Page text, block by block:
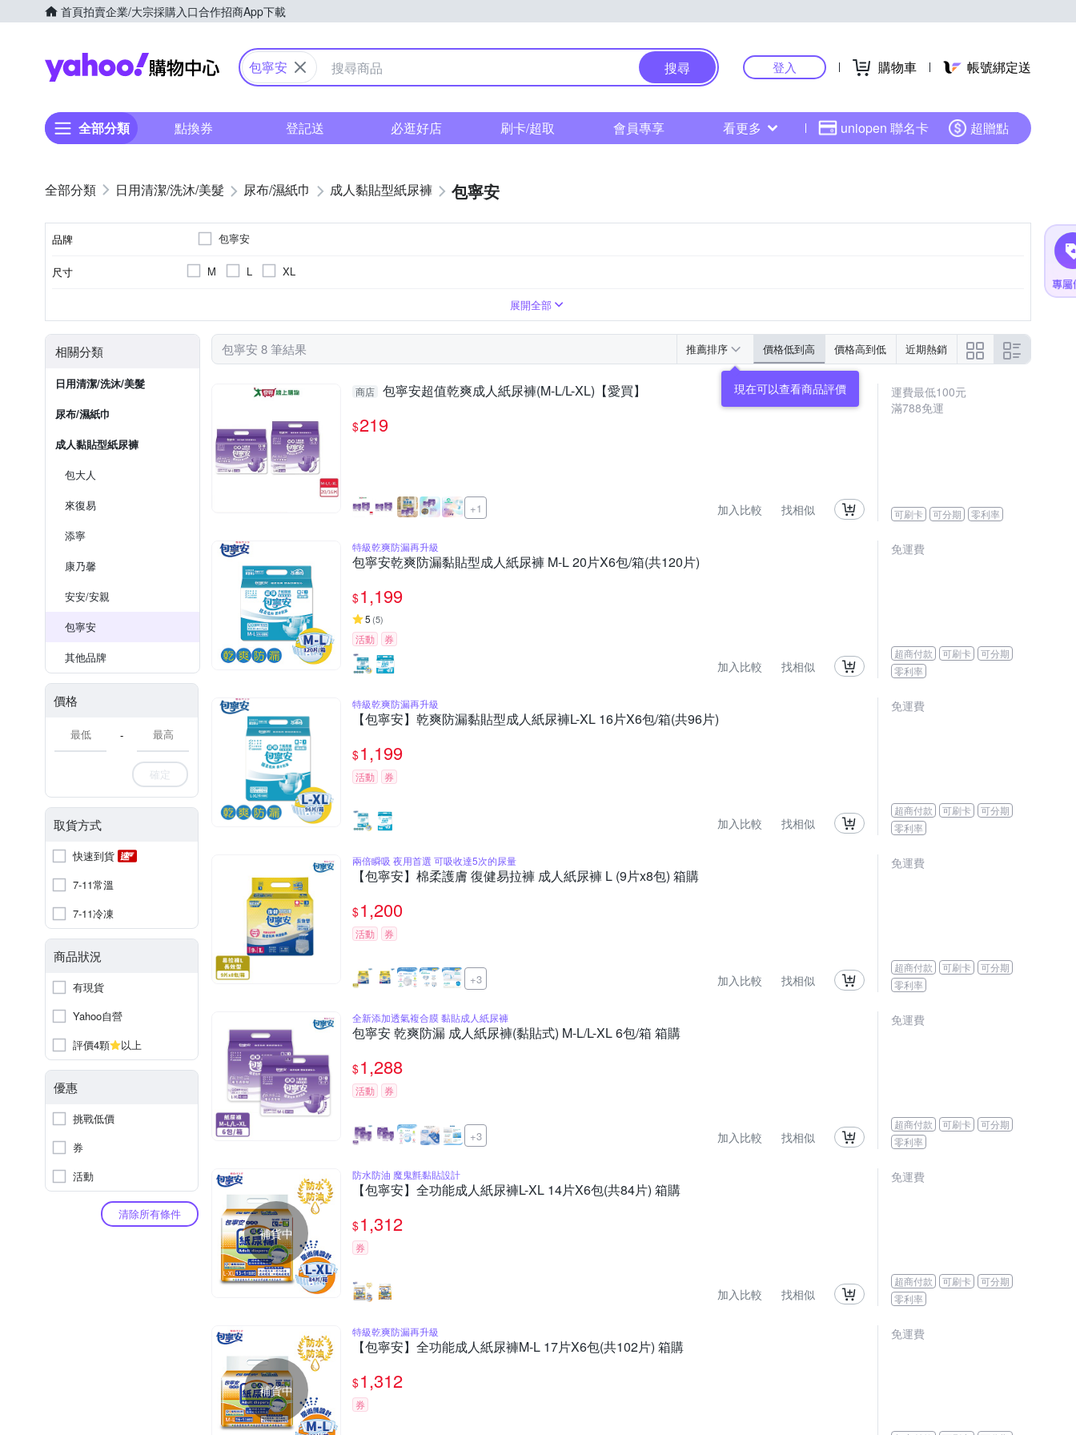
首頁拍賣企業/大宗採購入口合作招商App下載
Yahoo購物中心
包寧安 搜尋 登入 購物車 帳號綁定送
全部分類 點換券 登記送 必逛好店 刷卡/超取 會員專享 看更多 uniopen 聯名卡 超贈點
日用清潔/洗沐/美髮 尿布/濕紙巾 成人黏貼型紙尿褲 包寧安
品牌 包寧安
尺寸 M L XL
展開全部
相關分類
日用清潔/洗沐/美髮
尿布/濕紙巾
成人黏貼型紙尿褲
包大人
來復易
添寧
康乃馨
安安/安親
包寧安
其他品牌
價格
-
確定
取貨方式
快速到貨
7-11常溫
7-11冷凍
商品狀況
有現貨
Yahoo自營
評價4顆
以上
優惠
挑戰低價
券
活動
清除所有條件
包寧安 8 筆結果 推薦排序 價格低到高 價格高到低 近期熱銷
商店 包寧安超值乾爽成人紙尿褲(M-L/L-XL)【愛買】
$219
+1 加入比較 找相似
運費最低100元
滿788免運
可刷卡 可分期 零利率
特級乾爽防漏再升級
包寧安乾爽防漏黏貼型成人紙尿褲 M-L 20片X6包/箱(共120片)
$1,199
5 (5)
活動 券
加入比較 找相似
免運費
超商付款 可刷卡
可分期
零利率
特級乾爽防漏再升級
【包寧安】乾爽防漏黏貼型成人紙尿褲L-XL 16片X6包/箱(共96片)
$1,199
活動 券
加入比較 找相似
免運費
超商付款 可刷卡
可分期
零利率
兩倍瞬吸 夜用首選 可吸收達5次的尿量
【包寧安】棉柔護膚 復健易拉褲 成人紙尿褲 L (9片x8包) 箱購
$1,200
活動 券
+3 加入比較 找相似
免運費
超商付款 可刷卡
可分期
零利率
全新添加透氣複合膜 黏貼成人紙尿褲
包寧安 乾爽防漏 成人紙尿褲(黏貼式) M-L/L-XL 6包/箱 箱購
$1,288
活動 券
+3 加入比較 找相似
免運費
超商付款 可刷卡
可分期
零利率
補貨中
防水防油 魔鬼氈黏貼設計
【包寧安】全功能成人紙尿褲L-XL 14片X6包(共84片) 箱購
$1,312
券
加入比較 找相似
免運費
超商付款 可刷卡
可分期
零利率
補貨中
特級乾爽防漏再升級
【包寧安】全功能成人紙尿褲M-L 17片X6包(共102片) 箱購
$1,312
券
免運費